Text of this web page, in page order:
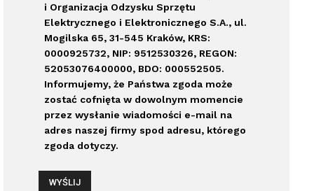
i Organizacja Odzysku Sprzętu
Elektrycznego i Elektronicznego S.A., ul.
Mogilska 65, 31-545 Kraków, KRS:
0000925732, NIP: 9512530326, REGON:
52053076400000, BDO: 000552505.
Informujemy, że Państwa zgoda może
zostać cofnięta w dowolnym momencie
przez wysłanie wiadomości e-mail na
adres naszej firmy spod adresu, którego
zgoda dotyczy.